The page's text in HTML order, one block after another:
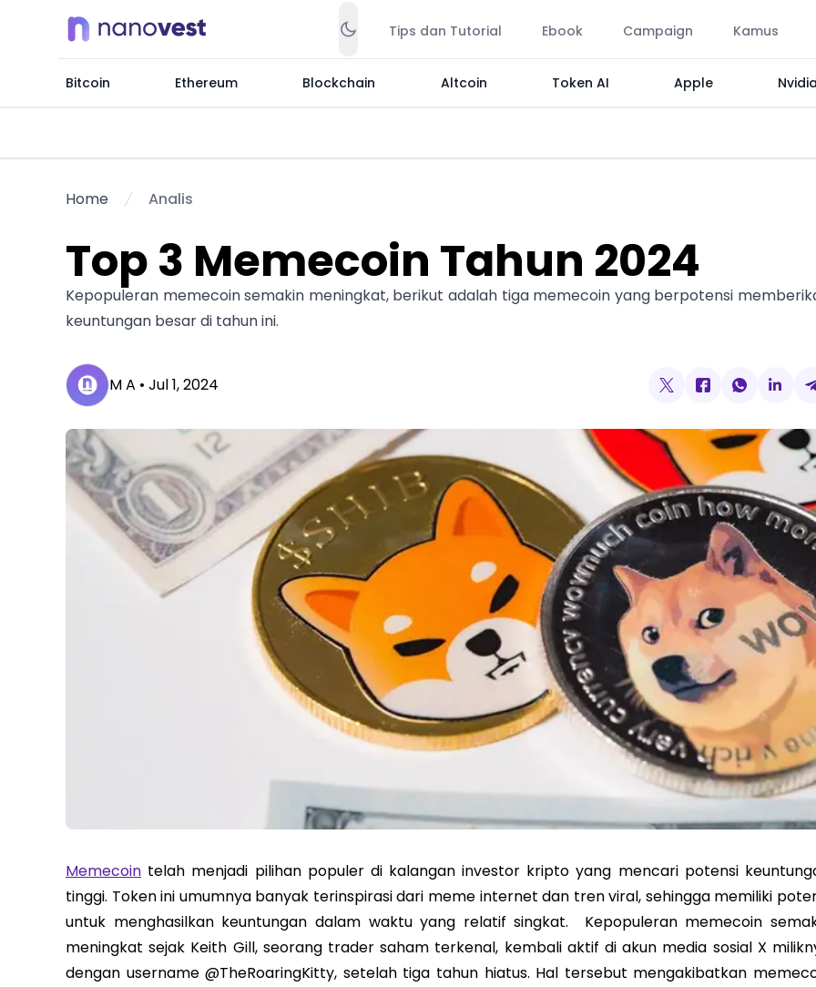
Tips dan Tutorial Ebook Campaign Kamus
Bitcoin Ethereum Blockchain Altcoin Token AI Apple
Home Analis
Top 3 Memecoin Tahun 2024
Kepopuleran memecoin semakin meningkat, berikut adalah tiga memecoin yang berpotensi
keuntungan besar di tahun ini.
M A • Jul 1, 2024
Memecoin telah menjadi pilihan populer di kalangan investor kripto yang mencari potensi
tinggi. Token ini umumnya banyak terinspirasi dari meme internet dan tren viral, sehingga memiliki
untuk menghasilkan keuntungan dalam waktu yang relatif singkat. Kepopuleran memecoin
meningkat sejak Keith Gill, seorang trader saham terkenal, kembali aktif di akun media sosial X
dengan username @TheRoaringKitty, setelah tiga tahun hiatus. Hal tersebut mengakibatkan